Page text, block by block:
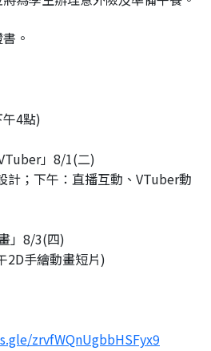
。
4點)
」8/1(二)
計；下午：直播互動、VTuber動
」8/3(四)
2D手繪動畫短片)
zrvfWQnUgbbHSFyx9